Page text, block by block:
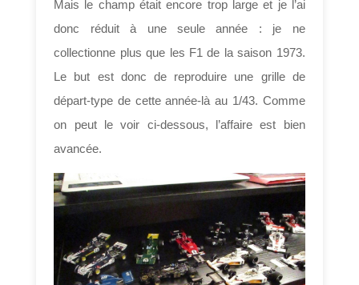
Mais le champ était encore trop large et je l’ai
donc réduit à une seule année : je ne
collectionne plus que les F1 de la saison 1973.
Le but est donc de reproduire une grille de
départ-type de cette année-là au 1/43. Comme
on peut le voir ci-dessous, l’affaire est bien
avancée.